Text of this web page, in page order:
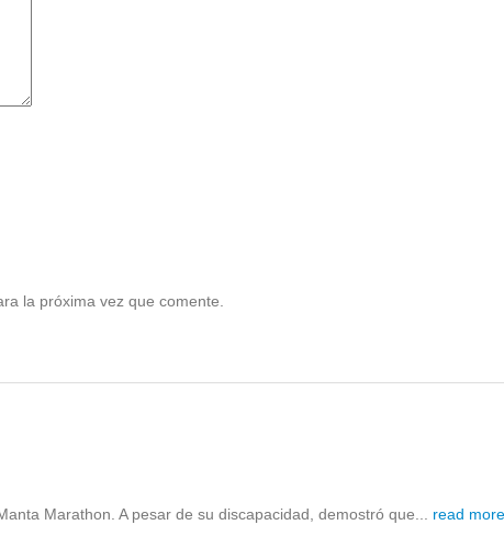
la próxima vez que comente.
Marathon. A pesar de su discapacidad, demostró que... read more